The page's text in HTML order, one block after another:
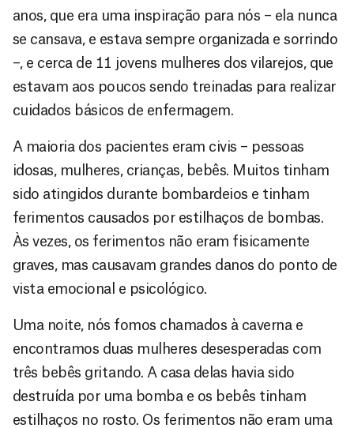
anos, que era uma inspiração para nós – ela nunca
se cansava, e estava sempre organizada e sorrindo
–, e cerca de 11 jovens mulheres dos vilarejos, que
estavam aos poucos sendo treinadas para realizar
cuidados básicos de enfermagem.
A maioria dos pacientes eram civis – pessoas
idosas, mulheres, crianças, bebês. Muitos tinham
sido atingidos durante bombardeios e tinham
ferimentos causados por estilhaços de bombas.
Às vezes, os ferimentos não eram fisicamente
graves, mas causavam grandes danos do ponto de
vista emocional e psicológico.
Uma noite, nós fomos chamados à caverna e
encontramos duas mulheres desesperadas com
três bebês gritando. A casa delas havia sido
destruída por uma bomba e os bebês tinham
estilhaços no rosto. Os ferimentos não eram uma